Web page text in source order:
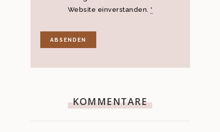
Website einverstanden. *
KOMMENTARE